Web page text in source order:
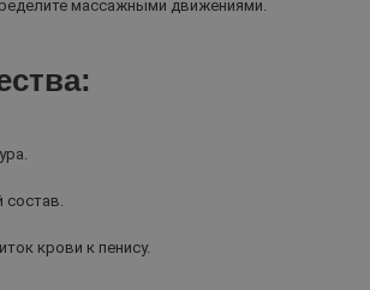
массажными движениями.
состав.
крови к пенису.